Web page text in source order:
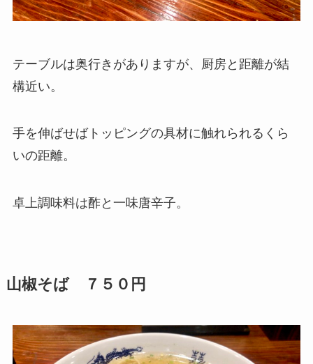
テーブルは奥行きがありますが、厨房と距離が結
構近い。
手を伸ばせばトッピングの具材に触れられるくら
いの距離。
卓上調味料は酢と一味唐辛子。
山椒そば ７５０円